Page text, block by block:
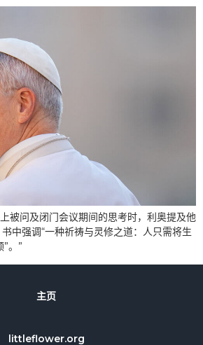
被问及闭门会议期间的思考时，利奥提及他
中强调“一种祈祷与灵修之道：人只需将生
。”
主页
littleflower.org